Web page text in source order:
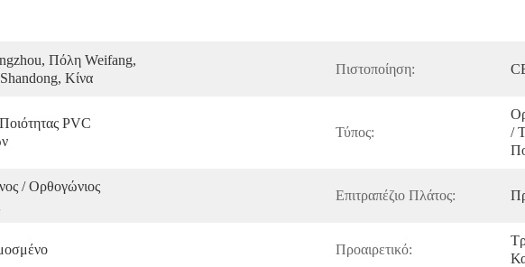
Πόλη Weifang,
Κίνα
Πιστοποίηση:
PVC
Τύπος:
/
/ Ορθογώνιος
Επιτραπέζιο Πλάτος:
Προαιρετικό: